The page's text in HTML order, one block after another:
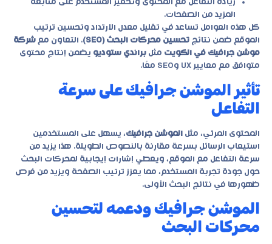
زيادة التفاعل مع المحتوى وتحفيز المستخدم على متابعة
المزيد من الصفحات.
كل هذه العوامل تساعد في تقليل معدل الارتداد وتحسين ترتيب
الموقع ضمن نتائج تحسين محركات البحث (SEO) . التعاون مع شركة
موشن جرافيك في الكويت مثل براندي ستوديو يضمن إنتاج محتوى
متوافق مع معايير UX وSEO معًا.
تأثير الموشن جرافيك على سرعة
التفاعل
المحتوى المرئي، مثل الموشن جرافيك، يسهل على المستخدمين
استيعاب الرسائل بسرعة مقارنة بالنصوص الطويلة. هذا يزيد من
سرعة التفاعل مع الموقع، ويعطي إشارات إيجابية لمحركات البحث
حول جودة تجربة المستخدم، مما يعزز ترتيب الصفحة ويزيد من فرص
ظهورها في نتائج البحث الأولى.
الموشن جرافيك ودعمه لتحسين
محركات البحث